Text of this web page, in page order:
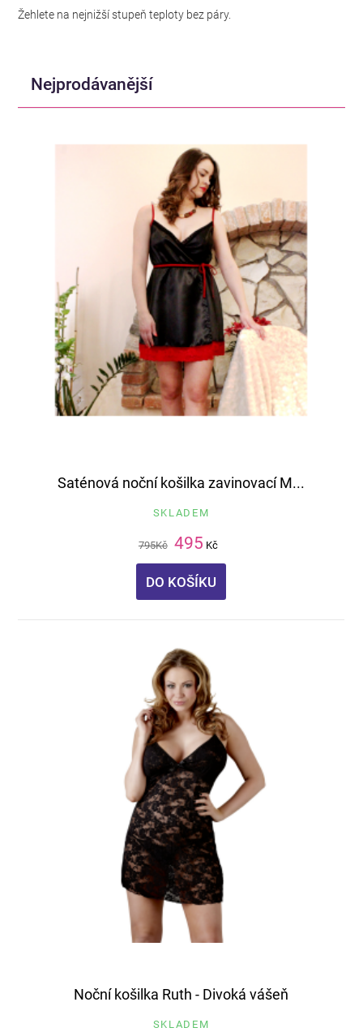
Žehlete na nejnižší stupeň teploty bez páry.
Nejprodávanější
Saténová noční košilka zavinovací M...
SKLADEM
795Kč 495 Kč
DO KOŠÍKU
Noční košilka Ruth - Divoká vášeň
SKLADEM